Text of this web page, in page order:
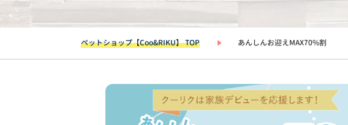
ペットショップ【Coo&RIKU】 TOP あんしんお迎えMAX70%割